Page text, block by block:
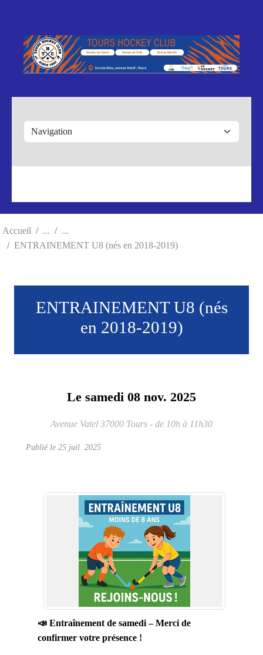
Accueil
ENTRAINEMENT U8 (nés en 2018-2019)
ENTRAINEMENT U8 (nés
en 2018-2019)
Le samedi 08 nov. 2025
Avenue Vatel 37000 Tours - de 10h à 11h30
Publié le 25 juil. 2025
📣 Entraînement de samedi – Merci de
confirmer votre présence !